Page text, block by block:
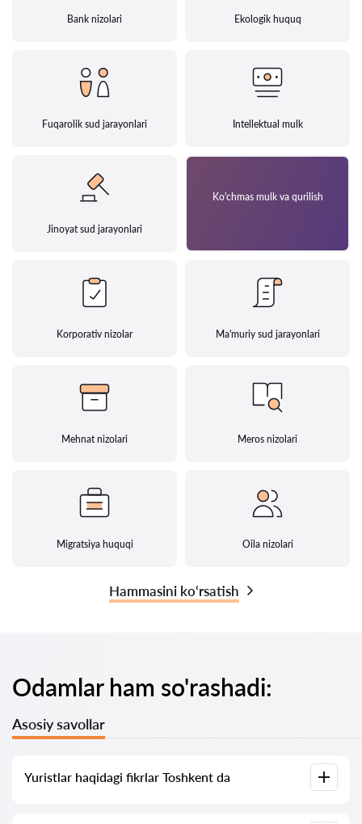
Bank nizolari Ekologik huquq
Fuqarolik sud jarayonlari Intellektual mulk
Jinoyat sud jarayonlari
Ko'chmas mulk va qurilish
Korporativ nizolar Ma'muriy sud jarayonlari
Mehnat nizolari Meros nizolari
Migratsiya huquqi Oila nizolari
Hammasini ko‘rsatish
Odamlar ham so'rashadi:
Asosiy savollar
Yuristlar haqidagi fikrlar Toshkent da